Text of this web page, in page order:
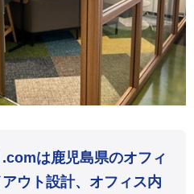
は鹿児島県のオフィ
ウト設計、オフィス内